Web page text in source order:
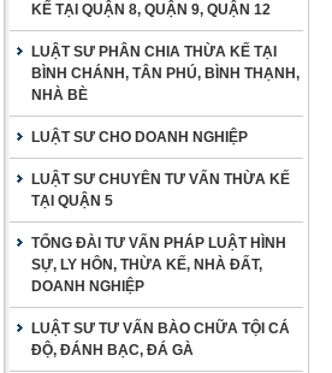
KẾ TẠI QUẬN 8, QUẬN 9, QUẬN 12
LUẬT SƯ PHÂN CHIA THỪA KẾ TẠI
BÌNH CHÁNH, TÂN PHÚ, BÌNH THẠNH,
NHÀ BÈ
LUẬT SƯ CHO DOANH NGHIỆP
LUẬT SƯ CHUYÊN TƯ VẤN THỪA KẾ
TẠI QUẬN 5
TỔNG ĐÀI TƯ VẤN PHÁP LUẬT HÌNH
SỰ, LY HÔN, THỪA KẾ, NHÀ ĐẤT,
DOANH NGHIỆP
LUẬT SƯ TƯ VẤN BÀO CHỮA TỘI CÁ
ĐỘ, ĐÁNH BẠC, ĐÁ GÀ